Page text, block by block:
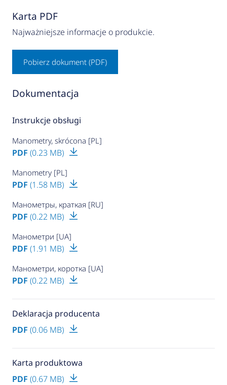
Karta PDF
Najważniejsze informacje o produkcie.
Pobierz dokument (PDF)
Dokumentacja
Instrukcje obsługi
Manometry, skrócona [PL]
PDF (0.23 MB)
Manometry [PL]
PDF (1.58 MB)
Манометры, краткая [RU]
PDF (0.22 MB)
Манометри [UA]
PDF (1.91 MB)
Манометри, коротка [UA]
PDF (0.22 MB)
Deklaracja producenta
PDF (0.06 MB)
Karta produktowa
PDF (0.67 MB)